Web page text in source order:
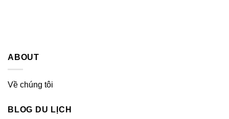
ABOUT
Về chúng tôi
BLOG DU LỊCH